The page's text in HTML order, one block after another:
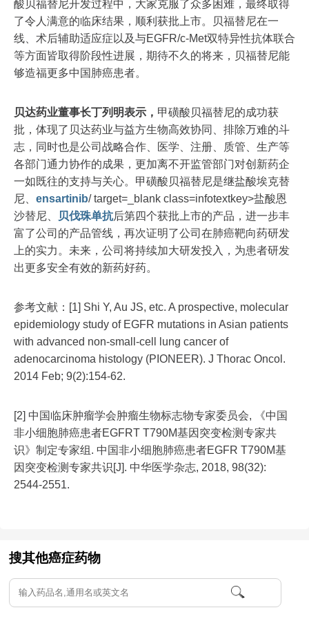
酸贝福替尼开发过程中，大家克服了众多困难，最终取得
了令人满意的临床结果，顺利获批上市。贝福替尼在一
线、术后辅助适应症以及与EGFR/c-Met双特异性抗体联合
等方面皆取得阶段性进展，期待不久的将来，贝福替尼能
够造福更多中国肺癌患者。
贝达药业董事长丁列明表示， 甲磺酸贝福替尼的成功获
批，体现了贝达药业与益方生物高效协同、排除万难的斗
志，同时也是公司战略合作、医学、注册、质管、生产等
各部门通力协作的成果，更加离不开监管部门对创新药企
一如既往的支持与关心。甲磺酸贝福替尼是继盐酸埃克替
尼、 ensartinib/ target=_blank class=infotextkey>盐酸恩
沙替尼、
贝伐珠单抗后第四个获批上市的产品，进一步丰
富了公司的产品管线，再次证明了公司在肺癌靶向药研发
上的实力。未来，公司将持续加大研发投入，为患者研发
出更多安全有效的新药好药。
参考文献：[1] Shi Y, Au JS, etc. A prospective, molecular
epidemiology study of EGFR mutations in Asian patients
with advanced non-small-cell lung cancer of
adenocarcinoma histology (PIONEER). J Thorac Oncol.
2014 Feb; 9(2):154-62.
[2] 中国临床肿瘤学会肿瘤生物标志物专家委员会, 《中国
非小细胞肺癌患者EGFRT T790M基因突变检测专家共
识》制定专家组. 中国非小细胞肺癌患者EGFR T790M基
因突变检测专家共识[J]. 中华医学杂志, 2018, 98(32):
2544-2551.
搜其他癌症药物